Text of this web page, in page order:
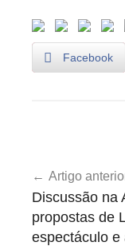
Facebook
t
de
artigos
Artigo
Discussão na
propostas de
espectáculo e